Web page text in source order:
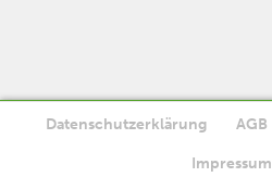
Datenschutzerklärung AGB
Impressum